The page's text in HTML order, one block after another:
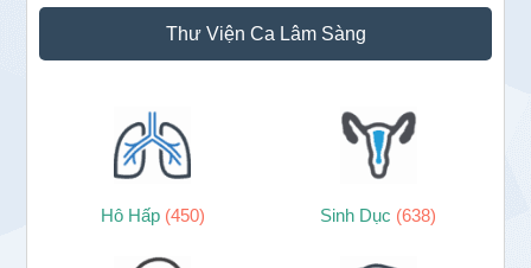
Thư Viện Ca Lâm Sàng
Hô Hấp (450) Sinh Dục (638)